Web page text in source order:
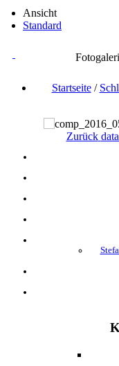
Ansicht
Standard
Startseite/
Zurück